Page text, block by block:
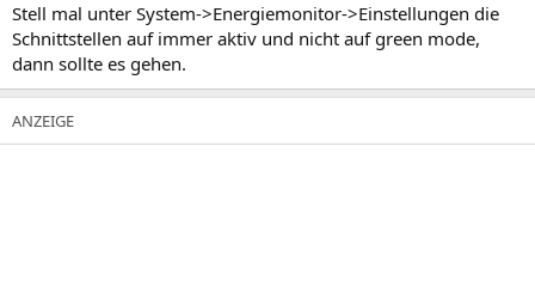
Stell mal unter System->Energiemonitor->Einstellungen die
Schnittstellen auf immer aktiv und nicht auf green mode,
dann sollte es gehen.